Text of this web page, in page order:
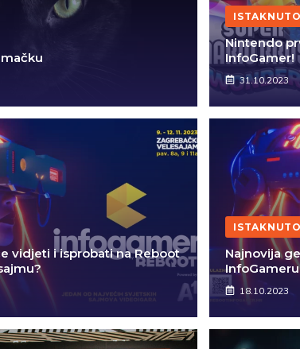
ISTAKNUTO
Nintendo
InfoGamer!
31.10.2023
vidjeti i isprobati na Reboot
ISTAKNUTO
Najnovija
18.10.2023